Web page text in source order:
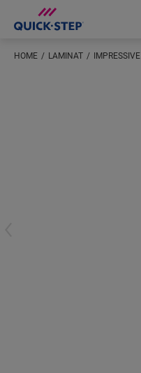
HOME LAMINAT IMPRESSIVE